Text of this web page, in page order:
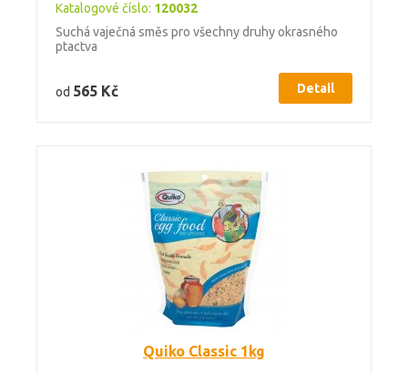
Katalogové číslo: 120032
Suchá vaječná směs pro všechny druhy okrasného
ptactva
od 565 Kč Detail
Quiko Classic 1kg